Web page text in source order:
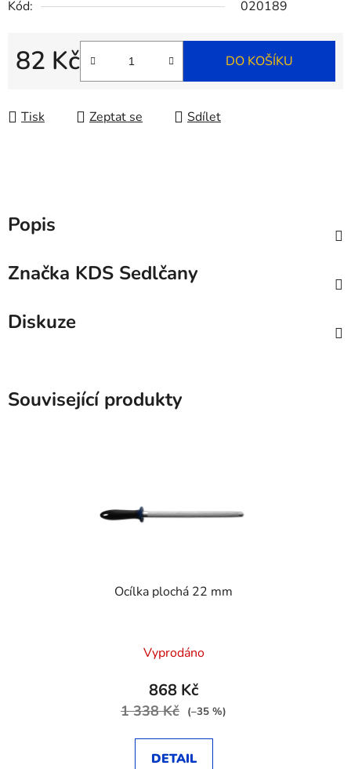
Kód:
020189
82 Kč
Měrná cena:
DO KOŠÍKU
Tisk Zeptat se Sdílet
Popis
Značka KDS Sedlčany
Diskuze
Související produkty
Ocílka plochá 22 mm
Vyprodáno
868 Kč
1 338 Kč (–35 %)
DETAIL